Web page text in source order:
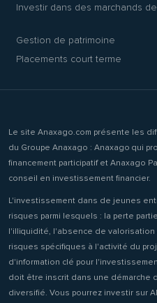
Investir dans des marchands
Gestion de patrimoine
Placements court terme
Le site Anaxago.com présente les
du Groupe Anaxago : Anaxago qui
financement participatif et Anaxago
conseil en investissement financier.
L'investissement dans de jeunes
risques parmi lesquels : la perte
l'illiquidité, l'absence de
risques spécifiques à l'activité du
d'information clé pour
doit être inscrit dans une démarche
diversifié. Vous pourrez investir sur